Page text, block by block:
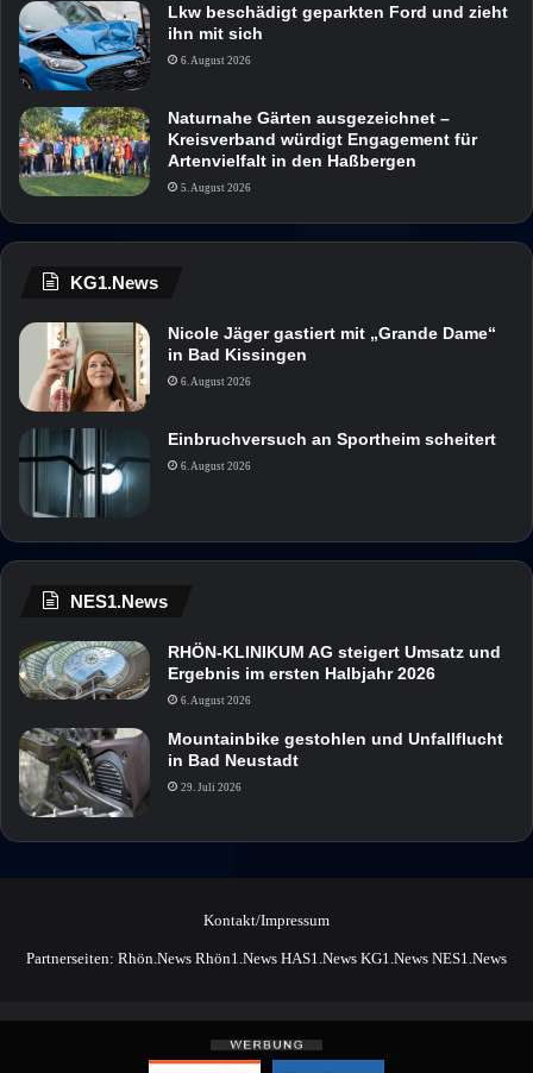
Lkw beschädigt geparkten Ford und zieht
ihn mit sich
6. August 2026
Naturnahe Gärten ausgezeichnet –
Kreisverband würdigt Engagement für
Artenvielfalt in den Haßbergen
5. August 2026
KG1.News
Nicole Jäger gastiert mit „Grande Dame“
in Bad Kissingen
6. August 2026
Einbruchversuch an Sportheim scheitert
6. August 2026
NES1.News
RHÖN-KLINIKUM AG steigert Umsatz und
Ergebnis im ersten Halbjahr 2026
6. August 2026
Mountainbike gestohlen und Unfallflucht
in Bad Neustadt
29. Juli 2026
Kontakt/Impressum
Partnerseiten: Rhön.News Rhön1.News HAS1.News KG1.News NES1.News